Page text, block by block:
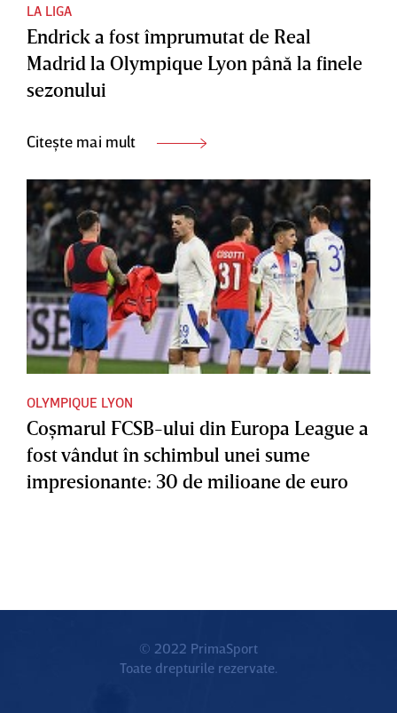
LA LIGA
Endrick a fost împrumutat de Real
Madrid la Olympique Lyon până la finele
sezonului
Citește mai mult
OLYMPIQUE LYON
Coşmarul FCSB-ului din Europa League a
fost vândut în schimbul unei sume
impresionante: 30 de milioane de euro
© 2022 PrimaSport
Toate drepturile rezervate.